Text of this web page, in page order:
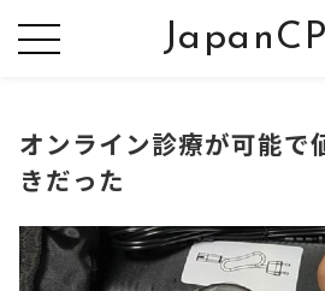
オンライン診療が可能で
きだった